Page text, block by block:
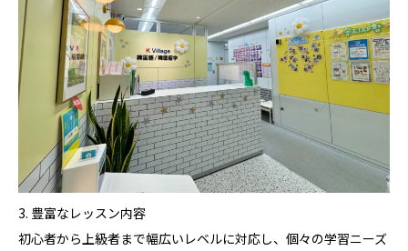
3. 豊富なレッスン内容
初心者から上級者まで幅広いレベルに対応し、個々の学習ニーズ